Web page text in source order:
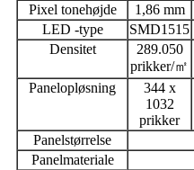
Pixel tonehøjde
1,86 mm
LED -type
SMD1515
Densitet
289.050
prikker/㎡
Panelopløsning
344 x
1032
prikker
Panelstørrelse
Panelmateriale